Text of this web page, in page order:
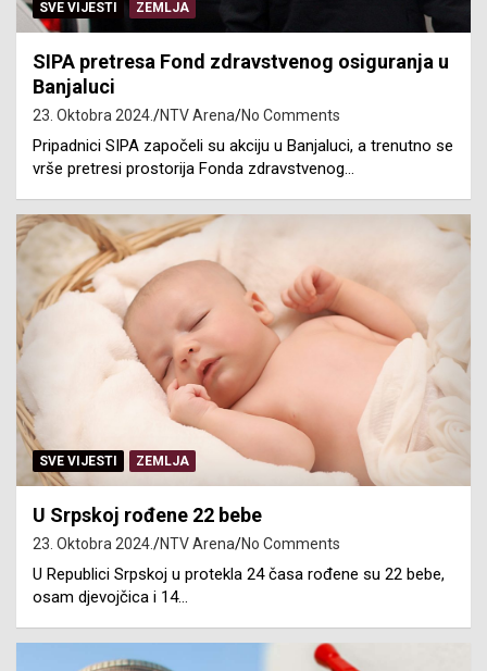
SVE VIJESTI ZEMLJA
SIPA pretresa Fond zdravstvenog osiguranja u
Banjaluci
23. Oktobra 2024. NTV Arena No Comments
Pripadnici SIPA započeli su akciju u Banjaluci, a trenutno se
vrše pretresi prostorija Fonda zdravstvenog…
SVE VIJESTI ZEMLJA
U Srpskoj rođene 22 bebe
23. Oktobra 2024. NTV Arena No Comments
U Republici Srpskoj u protekla 24 časa rođene su 22 bebe,
osam djevojčica i 14…